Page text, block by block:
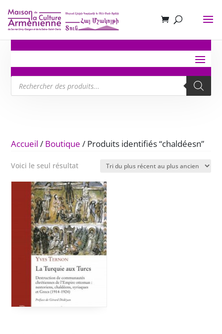
Recherche
de
produits
Accueil / Boutique / Produits identifiés “chaldéesn”
Voici le seul résultat